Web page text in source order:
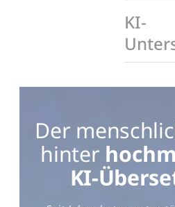
KI-
Der
hinter
KI-